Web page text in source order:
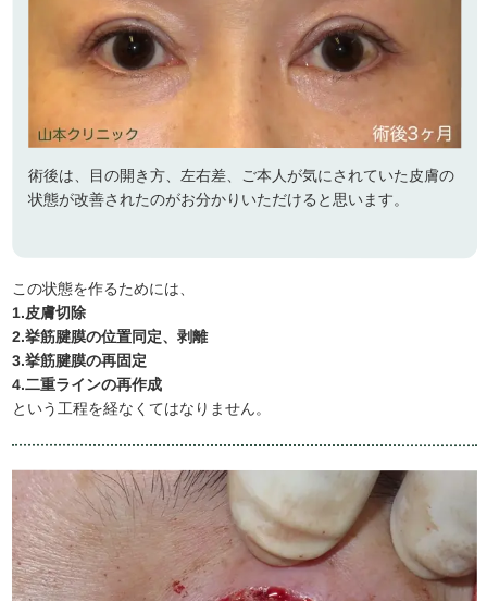
術後は、目の開き方、左右差、ご本人が気にされていた皮膚の
状態が改善されたのがお分かりいただけると思います。
この状態を作るためには、
1.皮膚切除
2.挙筋腱膜の位置同定、剥離
3.挙筋腱膜の再固定
4.二重ラインの再作成
という工程を経なくてはなりません。